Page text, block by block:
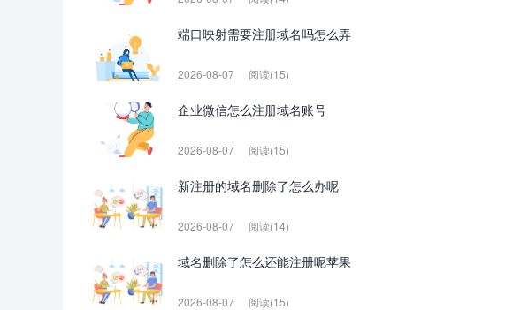
端口映射需要注册域名吗怎么弄
2026-08-07 阅读(15)
企业微信怎么注册域名账号
2026-08-07 阅读(15)
新注册的域名删除了怎么办呢
2026-08-07 阅读(14)
域名删除了怎么还能注册呢苹果
2026-08-07 阅读(15)